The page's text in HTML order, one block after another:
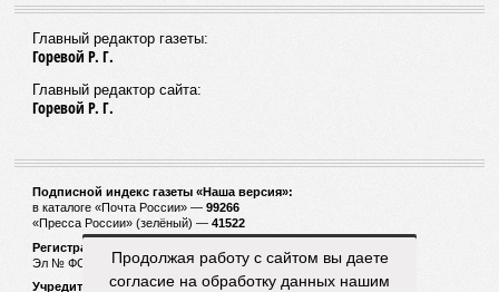
Главный редактор газеты:
Горевой Р. Г.
Главный редактор сайта:
Горевой Р. Г.
Подписной индекс газеты «Наша версия»:
в каталоге «Почта России» — 99266
«Пресса России» (зелёный) — 41522
Регистрационный номер Роскомнадзора
Эл № ФС77-53847 от 26.04.2013.
Учредитель ООО «Версия»
Продолжая работу с сайтом вы даете
согласие на обработку данных нашим